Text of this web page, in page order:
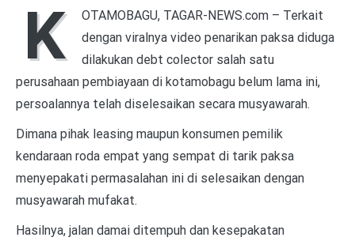
K
OTAMOBAGU, TAGAR-NEWS.com – Terkait
dengan viralnya video penarikan paksa diduga
dilakukan debt colector salah satu
perusahaan pembiayaan di kotamobagu belum lama ini,
persoalannya telah diselesaikan secara musyawarah.
Dimana pihak leasing maupun konsumen pemilik
kendaraan roda empat yang sempat di tarik paksa
menyepakati permasalahan ini di selesaikan dengan
musyawarah mufakat.
Hasilnya, jalan damai ditempuh dan kesepakatan